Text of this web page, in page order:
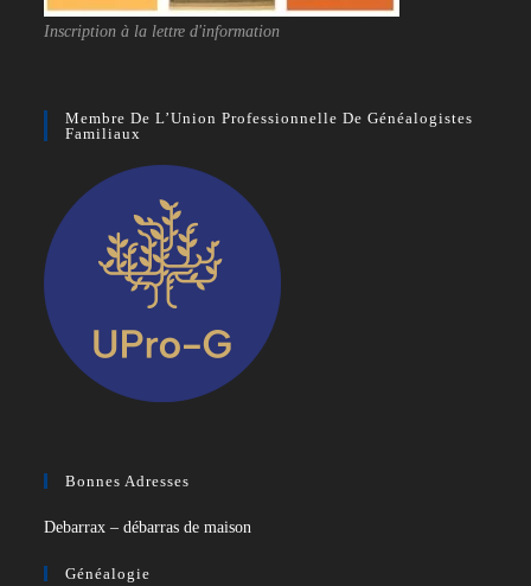
Inscription à la lettre d'information
Membre De L’Union Professionnelle De Généalogistes
Familiaux
Bonnes Adresses
Debarrax – débarras de maison
Généalogie